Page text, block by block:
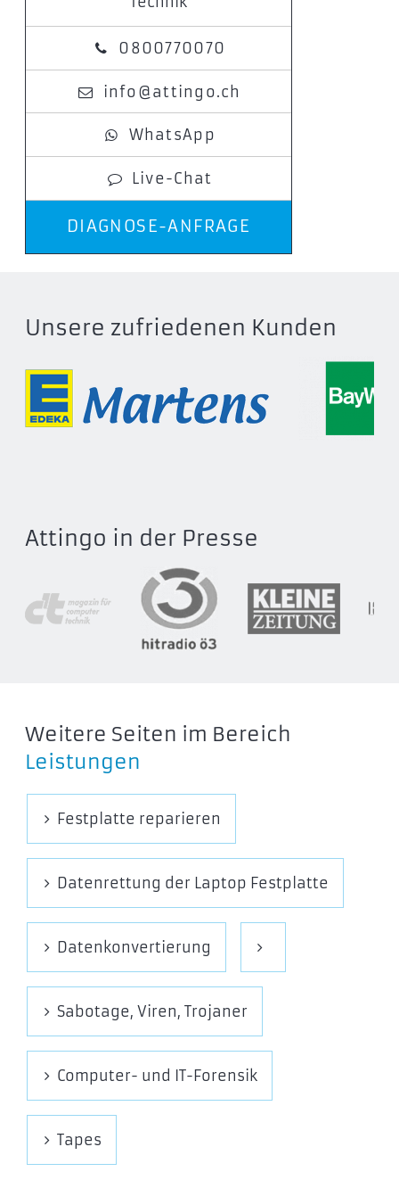
0800770070
info@attingo.ch
WhatsApp
Live-Chat
DIAGNOSE-ANFRAGE
Unsere zufriedenen Kunden
Attingo in der Presse
Weitere Seiten im Bereich
Leistungen
Festplatte reparieren
Datenrettung der Laptop Festplatte
Datenkonvertierung
Sabotage, Viren, Trojaner
Computer- und IT-Forensik
Tapes